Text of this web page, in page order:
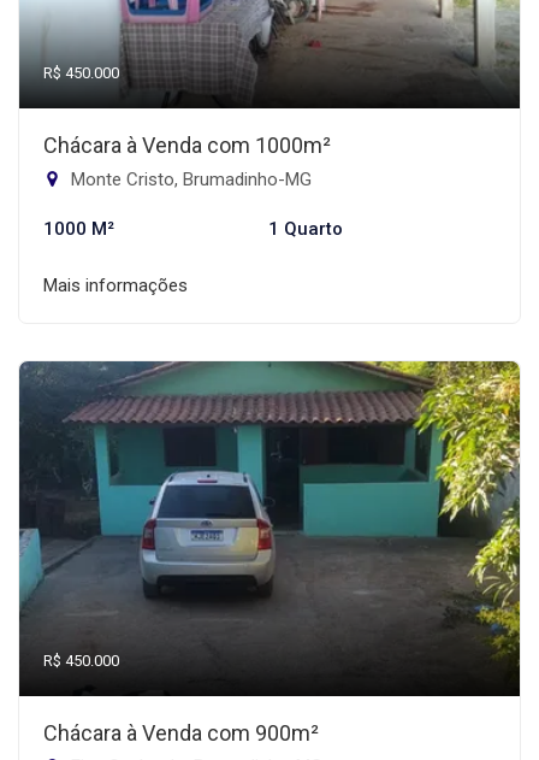
R$ 450.000
Chácara à Venda com 1000m²
Monte Cristo, Brumadinho-MG
1000 M² 1 Quarto
Mais informações
R$ 450.000
Chácara à Venda com 900m²